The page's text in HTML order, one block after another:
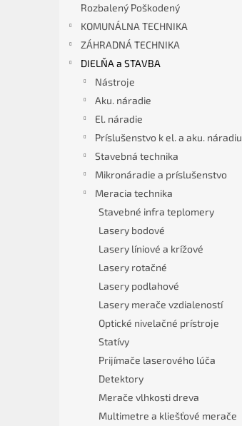
Rozbalený Poškodený
KOMUNÁLNA TECHNIKA
ZÁHRADNÁ TECHNIKA
DIELŇA a STAVBA
Nástroje
Aku. náradie
El. náradie
Príslušenstvo k el. a aku. náradiu
Stavebná technika
Mikronáradie a príslušenstvo
Meracia technika
Stavebné infra teplomery
Lasery bodové
Lasery líniové a krížové
Lasery rotačné
Lasery podlahové
Lasery merače vzdialeností
Optické nivelačné prístroje
Statívy
Prijímače laserového lúča
Detektory
Merače vlhkosti dreva
Multimetre a kliešťové merače